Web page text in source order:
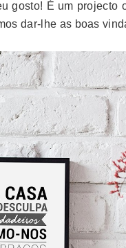
gosto! É um projecto
dar-lhe as boas